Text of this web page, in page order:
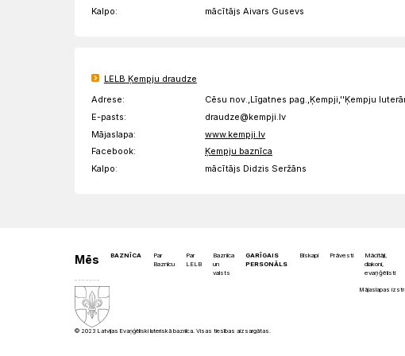
Kalpo:
mācītājs Aivars Gusevs
LELB Ķempju draudze
Adrese:
Cēsu nov.,Līgatnes pag.,Ķempji,''Ķempju
E-pasts:
draudze@kempji.lv
Mājaslapa:
www.kempji.lv
Facebook:
Ķempju baznīca
Kalpo:
mācītājs Didzis Seržāns
Mēs BAZNĪCA
Par
Baznīcu
Par
LELB
Baznīca
un
valsts
GARĪGAIS
PERSONĀLS
Bīskapi Prāvesti
Mācītāji,
diakoni,
evaņģēlisti
© 2023 Latvijas Evaņģēliski luteriskā baznīca. Visas tiesības aizsargātas.
Mājaslapas